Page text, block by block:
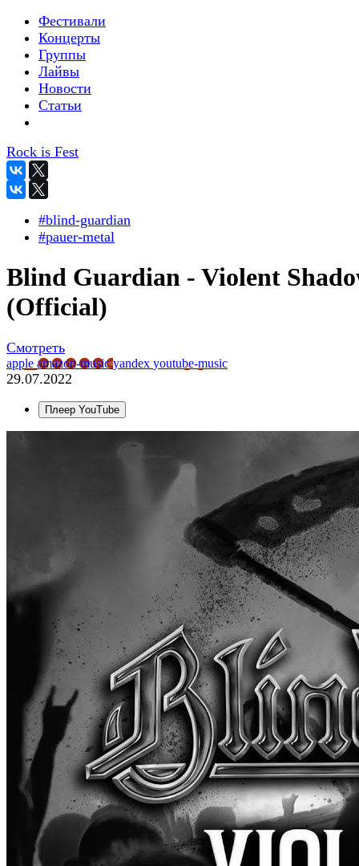
Фестивали
Концерты
Группы
Лайвы
Новости
Статьи
Rock is Fest
#blind-guardian
#pauer-metal
Blind Guardian - Violent
(Official)
Смотреть
apple amazon-musicyandex youtube-music
29.07.2022
Плеер YouTube